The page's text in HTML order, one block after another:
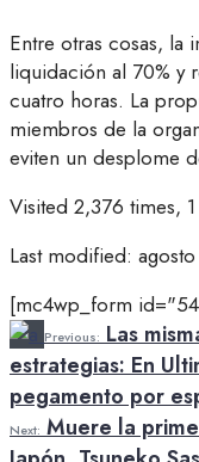
Entre otras cosas, la
liquidación al 70% y
cuatro horas. La
miembros de la
eviten un desplome
Visited 2,376 times,
Last modified:
[mc4wp_form
Previous: Las
estrategias: En
pegamento por
Next: Muere la